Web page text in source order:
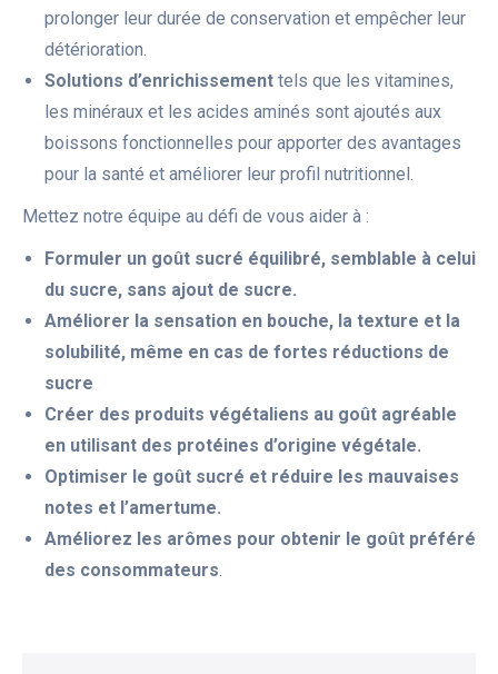
prolonger leur durée de conservation et empêcher leur
détérioration.
Solutions d’enrichissement tels que les vitamines,
les minéraux et les acides aminés sont ajoutés aux
boissons fonctionnelles pour apporter des avantages
pour la santé et améliorer leur profil nutritionnel.
Mettez notre équipe au défi de vous aider à :
Formuler un goût sucré équilibré, semblable à celui
du sucre, sans ajout de sucre.
Améliorer la sensation en bouche, la texture et la
solubilité, même en cas de fortes réductions de
sucre
Créer des produits végétaliens au goût agréable
en utilisant des protéines d’origine végétale.
Optimiser le goût sucré et réduire les mauvaises
notes et l’amertume.
Améliorez les arômes pour obtenir le goût préféré
des consommateurs.